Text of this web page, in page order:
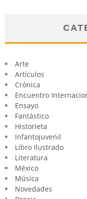
Arte
Artículos
Crónica
Encuentro
Ensayo
Fantástico
Historieta
Infantojuvenil
Libro Ilustrado
Literatura
México
Música
Novedades